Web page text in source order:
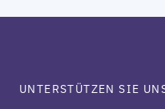
UNTERSTÜTZEN SIE